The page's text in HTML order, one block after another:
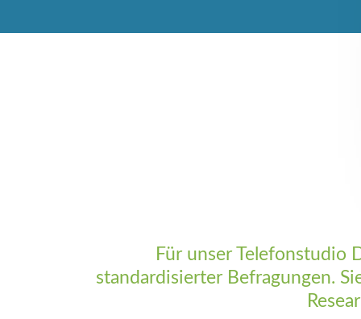
Für unser Telefonstudio
standardisierter Befragungen.